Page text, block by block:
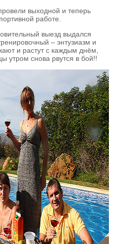
выходной и теперь
работе.
выезд выдался
– энтузиазм и
и растут с каждым днём,
утром снова рвутся в бой!!